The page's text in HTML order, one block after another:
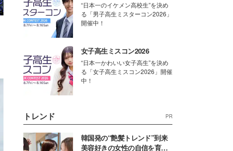
“日本一のイケメン高校生”を決め
る「男子高生ミスターコン2026」
開催中！
女子高生ミスコン2026
“日本一かわいい女子高生”を決め
る「女子高生ミスコン2026」開催
中！
トレンド PR
韓国発の“艶髪トレンド”到来
美容好きの女性の自信を育む